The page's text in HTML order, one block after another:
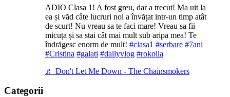
ADIO Clasa 1! A fost greu, dar a trecut! Ma uit la
ea și văd câte lucruri noi a învățat intr-un timp atât
de scurt! Nu vreau sa te faci mare! Vreau sa fii
micuța și sa stai cât mai mult sub aripa mea! Te
îndrăgesc enorm de mult! #clasa1 #serbare #7ani
#Cristina #galati #dailyvlog #rokolla
♬ Don't Let Me Down - The Chainsmokers
Categorii